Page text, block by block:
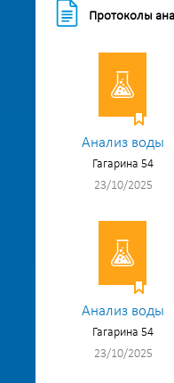
Протоколы
Анализ воды
Гагарина 54
23/10/2025
Анализ воды
Гагарина 54
23/10/2025